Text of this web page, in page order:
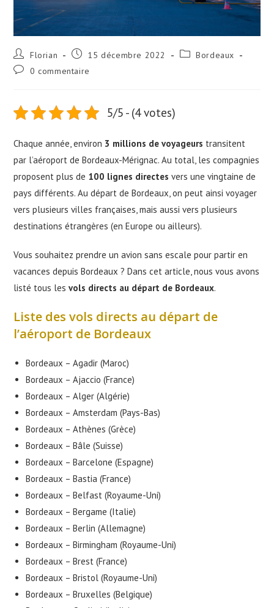
Auteur/autrice
de
la
Florian
Publication
15 décembre 2022
PostBordeaux
Commentaires
publication :
0 commentaire
5/5 - (4 votes)
Chaque année, environ 3 millions de voyageurs transitent
par l’aéroport de Bordeaux-Mérignac. Au total, les compagnies
proposent plus de 100 lignes directes vers une vingtaine de
pays différents. Au départ de Bordeaux, on peut ainsi voyager
vers plusieurs villes françaises, mais aussi vers plusieurs
destinations étrangères (en Europe ou ailleurs).
Vous souhaitez prendre un avion sans escale pour partir en
vacances depuis Bordeaux ? Dans cet article, nous vous avons
listé tous lesvols directs au départ de Bordeaux.
Liste des vols directs au départ de
l’aéroport de Bordeaux
Bordeaux – Agadir (Maroc)
Bordeaux – Ajaccio (France)
Bordeaux – Alger (Algérie)
Bordeaux – Amsterdam (Pays-Bas)
Bordeaux – Athènes (Grèce)
Bordeaux – Bâle (Suisse)
Bordeaux – Barcelone (Espagne)
Bordeaux – Bastia (France)
Bordeaux – Belfast (Royaume-Uni)
Bordeaux – Bergame (Italie)
Bordeaux – Berlin (Allemagne)
Bordeaux – Birmingham (Royaume-Uni)
Bordeaux – Brest (France)
Bordeaux – Bristol (Royaume-Uni)
Bordeaux – Bruxelles (Belgique)